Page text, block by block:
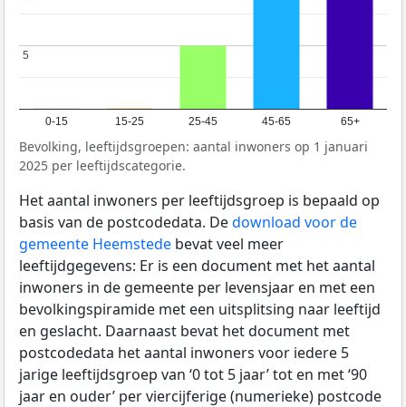
0-15 15-25 25-45 45-65 65+
5
5
Bevolking, leeftijdsgroepen: aantal inwoners op 1 januari
2025 per leeftijdscategorie.
Het aantal inwoners per leeftijdsgroep is bepaald op
basis van de postcodedata. Dedownload voor de
gemeente Heemstede bevat veel meer
leeftijdgegevens: Er is een document met het aantal
inwoners in de gemeente per levensjaar en met een
bevolkingspiramide met een uitsplitsing naar leeftijd
en geslacht. Daarnaast bevat het document met
postcodedata het aantal inwoners voor iedere 5
jarige leeftijdsgroep van ‘0 tot 5 jaar’ tot en met ‘90
jaar en ouder’ per viercijferige (numerieke) postcode